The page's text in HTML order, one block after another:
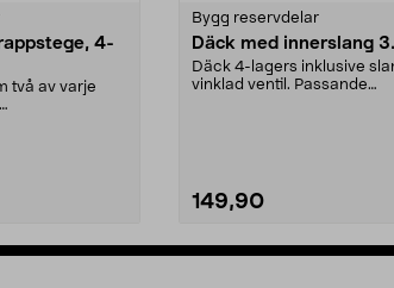
4-
två av varje
Bygg reservdelar
Däck med innerslang
Däck 4-lagers inklusive
vinklad ventil. Passande
149,90